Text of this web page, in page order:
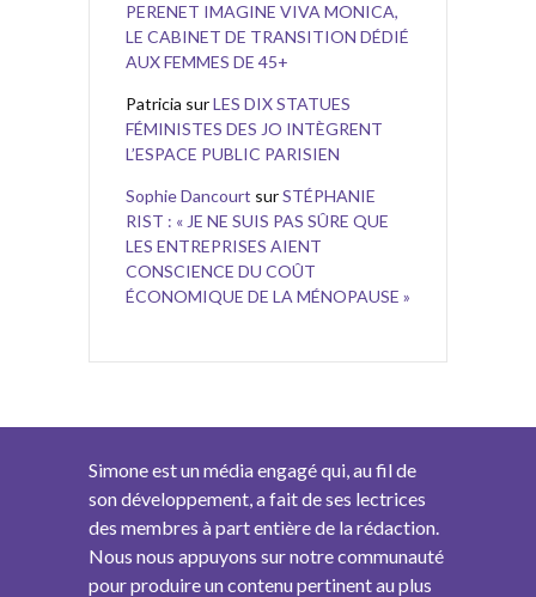
PERENET IMAGINE VIVA MONICA,
LE CABINET DE TRANSITION DÉDIÉ
AUX FEMMES DE 45+
Patricia surLES DIX STATUES
FÉMINISTES DES JO INTÈGRENT
L’ESPACE PUBLIC PARISIEN
Sophie Dancourt surSTÉPHANIE
RIST : « JE NE SUIS PAS SÛRE QUE
LES ENTREPRISES AIENT
CONSCIENCE DU COÛT
ÉCONOMIQUE DE LA MÉNOPAUSE »
Simone est un média engagé qui, au fil de
son développement, a fait de ses lectrices
des membres à part entière de la rédaction.
Nous nous appuyons sur notre communauté
pour produire un contenu pertinent au plus